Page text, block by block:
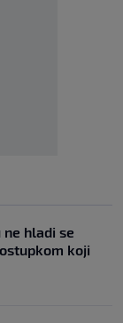
hladi se
koji